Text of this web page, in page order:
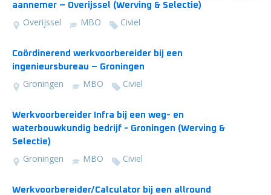
aannemer – Overijssel (Werving & Selectie)
Overijssel MBO Civiel
Coördinerend werkvoorbereider bij een
ingenieursbureau – Groningen
Groningen MBO Civiel
Werkvoorbereider Infra bij een weg- en
waterbouwkundig bedrijf - Groningen (Werving &
Selectie)
Groningen MBO Civiel
Werkvoorbereider/Calculator bij een allround